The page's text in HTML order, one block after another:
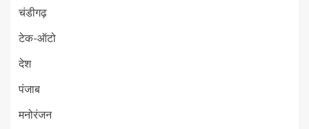
चंडीगढ़
टेक-ऑटो
देश
पंजाब
मनोरंजन